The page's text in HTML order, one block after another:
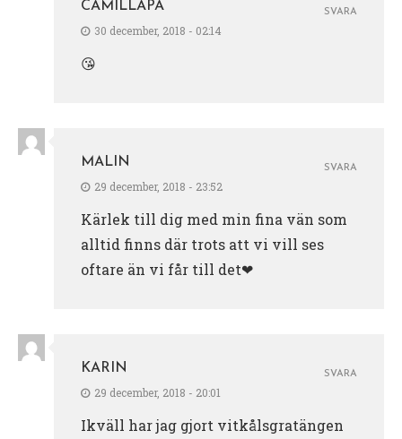
CAMILLAPA
30 december, 2018 - 02:14
😘
SVARA
MALIN
29 december, 2018 - 23:52
Kärlek till dig med min fina vän som
alltid finns där trots att vi vill ses
oftare än vi får till det❤
SVARA
KARIN
29 december, 2018 - 20:01
Ikväll har jag gjort vitkålsgratängen
SVARA